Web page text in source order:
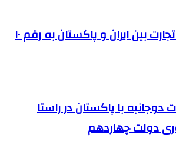
افزایش حجم تجارت بین ایران و پاکستان به رقم ۱۰
دوجانبه با پاکستان در راستا
دولت چهاردهم